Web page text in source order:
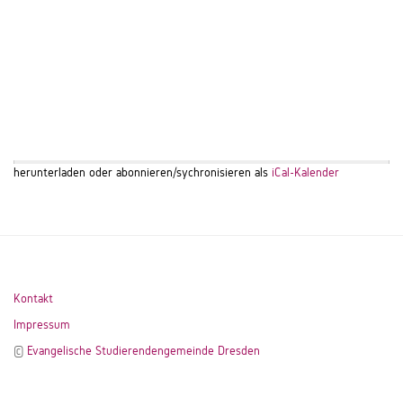
herunterladen oder abonnieren/sychronisieren als iCal-Kalender
Kontakt
Impressum
© Evangelische Studierendengemeinde Dresden